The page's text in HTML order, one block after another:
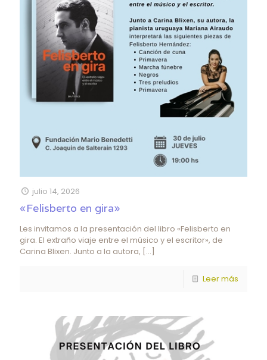
julio 14, 2026
«Felisberto en gira»
Les invitamos a la presentación del libro «Felisberto en
gira. El extraño viaje entre el músico y el escritor», de
Carina Blixen. Junto a la autora, […]
Leer más